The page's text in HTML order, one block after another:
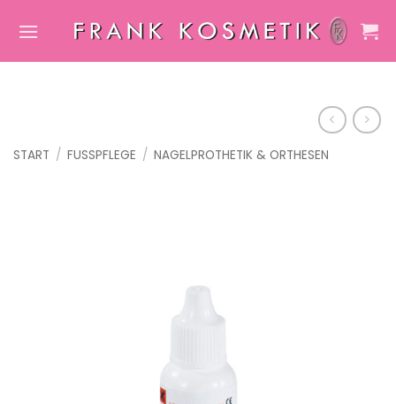
Inhalt
START / FUSSPFLEGE / NAGELPROTHETIK & ORTHESEN